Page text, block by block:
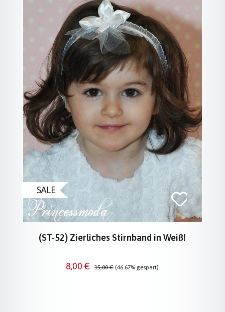
SALE
(ST-52) Zierliches Stirnband in Weiß!
Verkaufspreis:
8,00 € Regulärer Preis:
15,00 € (46.67% gespart)